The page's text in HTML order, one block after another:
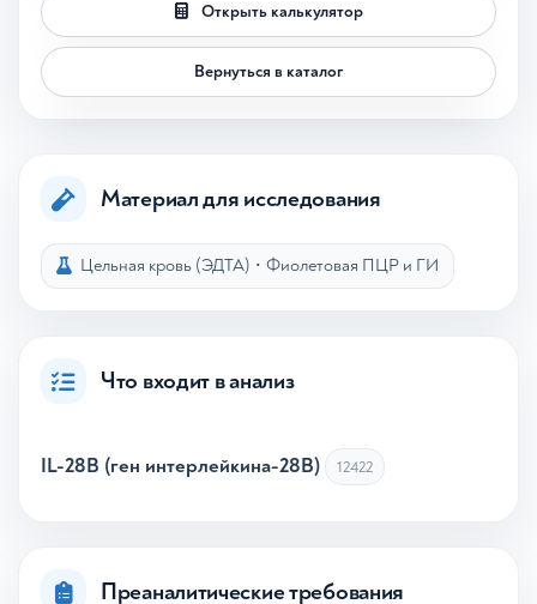
Открыть калькулятор
Вернуться в каталог
Материал для исследования
Цельная кровь (ЭДТА) • Фиолетовая ПЦР и ГИ
Что входит в анализ
IL-28B (ген интерлейкина-28B) 12422
Преаналитические требования